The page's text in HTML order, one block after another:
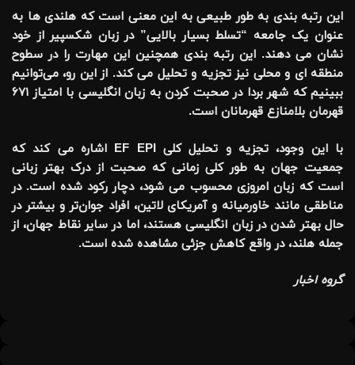
این رتبه بندی به طور طبیعی به این معنی است که هلندی ها به
عنوان یک جامعه “تسلط بسیار بالایی” در زبان شکسپیر از خود
نشان می دهند. این رتبه بندی همچنین این مهارت را در سطوح
منطقه ای و محلی نیز تجزیه و تحلیل می کند. از این رو، می‌توانیم
ببینیم که شهر بردا در صحبت کردن به زبان انگلیسی با امتیاز ۶۷۱
قهرمان بلامنازع قهرمانان است.
با این وجود، تجزیه و تحلیل کلی EF EPI اشاره می کند که
جمعیت جهان به طور کلی زمانی که صحبت از درک بهتر زبانی
است که زبان امروزی محسوب می شود، دچار رکود شده است. در
مناطقی مانند خاورمیانه و آمریکای لاتین، افراد جوان‌تر و بیشتر در
حال بهتر شدن در زبان انگلیسی هستند، اما در سایر نقاط جهان، از
جمله هلند، در واقع کاهش جزئی مشاهده شده است.
گروه اخبار